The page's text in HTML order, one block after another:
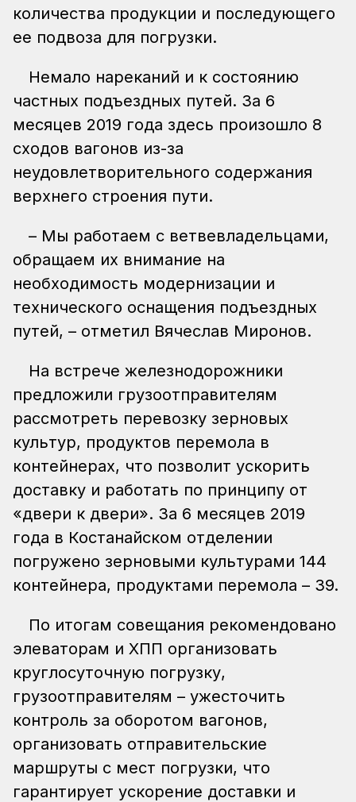
количества продукции и последующего
ее подвоза для погрузки.
Немало нареканий и к состоянию
частных подъездных путей. За 6
месяцев 2019 года здесь произошло 8
сходов вагонов из-за
неудовлетворительного содержания
верхнего строения пути.
– Мы работаем с ветвевладельцами,
обращаем их внимание на
необходимость модернизации и
технического оснащения подъездных
путей, – отметил Вячеслав Миронов.
На встрече железнодорожники
предложили грузоотправителям
рассмотреть перевозку зерновых
культур, продуктов перемола в
контейнерах, что позволит ускорить
доставку и работать по принципу от
«двери к двери». За 6 месяцев 2019
года в Костанайском отделении
погружено зерновыми культурами 144
контейнера, продуктами перемола – 39.
По итогам совещания рекомендовано
элеваторам и ХПП организовать
круглосуточную погрузку,
грузоотправителям – ужесточить
контроль за оборотом вагонов,
организовать отправительские
маршруты с мест погрузки, что
гарантирует ускорение доставки и